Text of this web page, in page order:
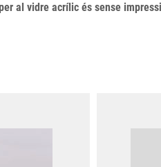
al vidre acrílic és sense